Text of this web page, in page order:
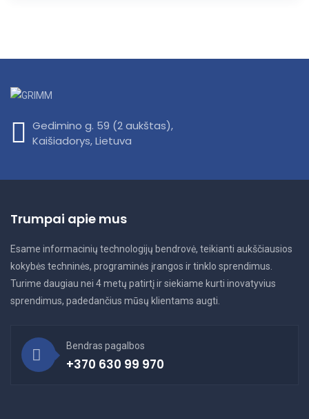
Gedimino g. 59 (2 aukštas),
Kaišiadorys, Lietuva
Trumpai apie mus
Esame informacinių technologijų bendrovė, teikianti aukščiausios
kokybės techninės, programinės įrangos ir tinklo sprendimus.
Turime daugiau nei 4 metų patirtį ir siekiame kurti inovatyvius
sprendimus, padedančius mūsų klientams augti.
Bendras pagalbos
+370 630 99 970